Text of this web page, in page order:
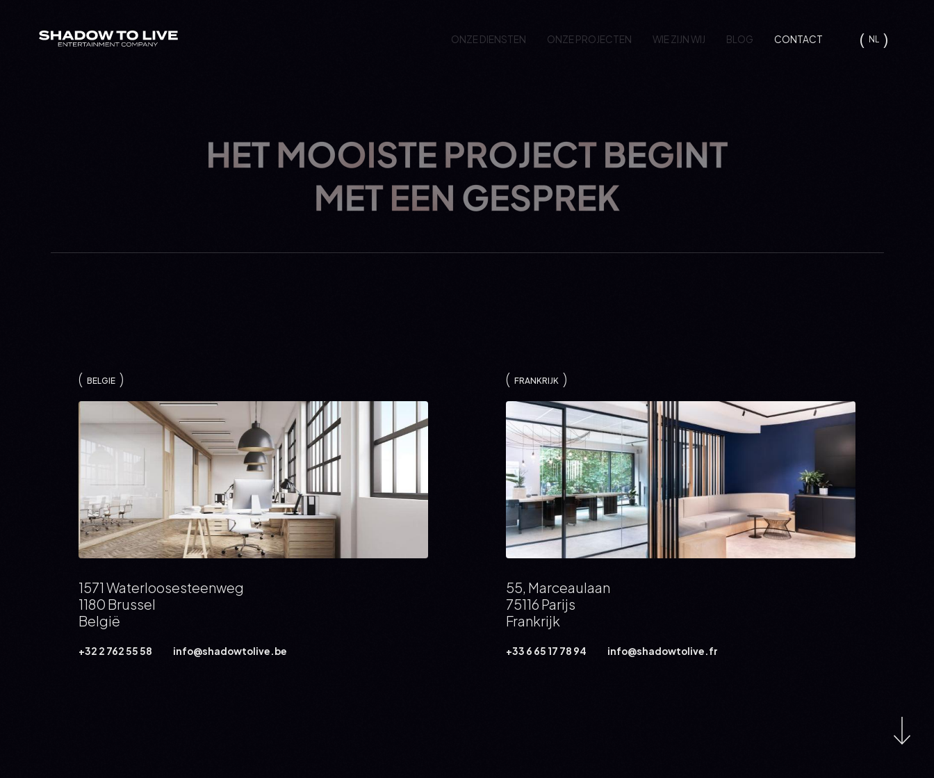
ONZE DIENSTEN ONZE PROJECTEN WIE ZIJN WIJ BLOG CONTACT NL
BELGIE
1571 Waterloosesteenweg
1180 Brussel
België
+32 2 762 55 58‬ info@shadowtolive.be
FRANKRIJK
55, Marceaulaan
75116 Parijs
Frankrijk
+33 6 65 17 78 94 info@shadowtolive.fr